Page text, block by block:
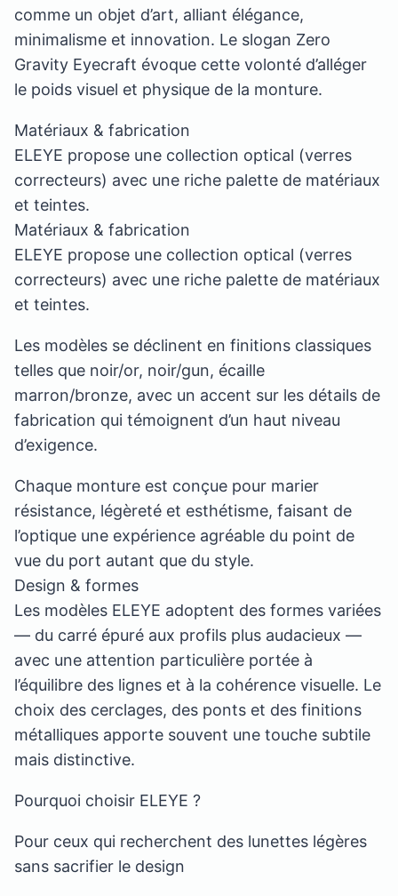
comme un objet d’art, alliant élégance,
minimalisme et innovation. Le slogan Zero
Gravity Eyecraft évoque cette volonté d’alléger
le poids visuel et physique de la monture.
Matériaux & fabrication
ELEYE propose une collection optical (verres
correcteurs) avec une riche palette de matériaux
et teintes.
Matériaux & fabrication
ELEYE propose une collection optical (verres
correcteurs) avec une riche palette de matériaux
et teintes.
Les modèles se déclinent en finitions classiques
telles que noir/or, noir/gun, écaille
marron/bronze, avec un accent sur les détails de
fabrication qui témoignent d’un haut niveau
d’exigence.
Chaque monture est conçue pour marier
résistance, légèreté et esthétisme, faisant de
l’optique une expérience agréable du point de
vue du port autant que du style.
Design & formes
Les modèles ELEYE adoptent des formes variées
— du carré épuré aux profils plus audacieux —
avec une attention particulière portée à
l’équilibre des lignes et à la cohérence visuelle. Le
choix des cerclages, des ponts et des finitions
métalliques apporte souvent une touche subtile
mais distinctive.
Pourquoi choisir ELEYE ?
Pour ceux qui recherchent des lunettes légères
sans sacrifier le design